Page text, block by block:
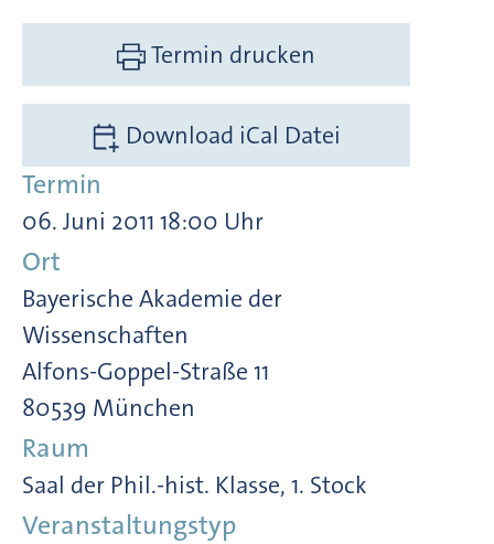
Termin drucken
Download iCal Datei
Termin
06. Juni 2011 18:00 Uhr
Ort
Bayerische Akademie der
Wissenschaften
Alfons-Goppel-Straße 11
80539 München
Raum
Saal der Phil.-hist. Klasse, 1. Stock
Veranstaltungstyp